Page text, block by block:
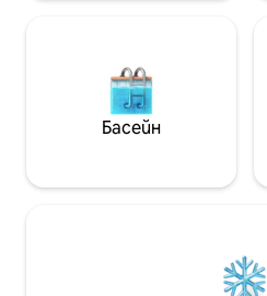
Басейн